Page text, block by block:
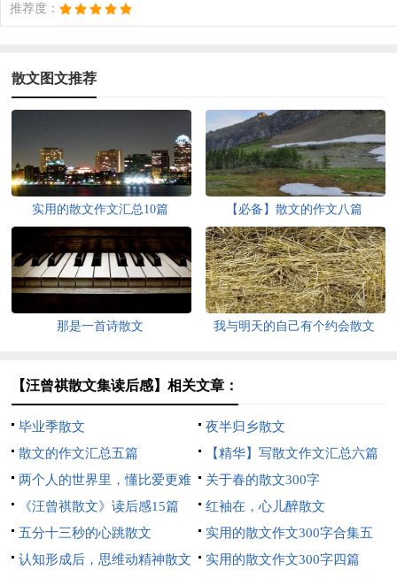
推荐度：
散文图文推荐
实用的散文作文汇总10篇 【必备】散文的作文八篇
那是一首诗散文 我与明天的自己有个约会散文
【汪曾祺散文集读后感】相关文章：
毕业季散文
夜半归乡散文
散文的作文汇总五篇
【精华】写散文作文汇总六篇
两个人的世界里，懂比爱更难
散文
关于春的散文300字
《汪曾祺散文》读后感15篇
红袖在，心儿醉散文
五分十三秒的心跳散文
实用的散文作文300字合集五
篇
认知形成后，思维动精神散文 实用的散文作文300字四篇